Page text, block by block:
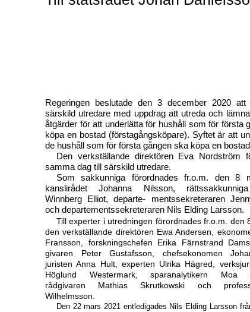
Regeringen beslutade den 3 december 2020 att
särskild utredare med uppdrag att utreda och
åtgärder för att underlätta för hushåll som för första
köpa en bostad (förstagångsköpare). Syftet är att
de hushåll som för första gången ska köpa en
Den verkställande direktören Eva Nordström
samma dag till särskild utredare.
Som sakkunniga förordnades fr.o.m. den 8
kanslirådet Johanna Nilsson,
Winnberg Elliot, departe- mentssekreteraren
och departementssekreteraren Nils Elding Larsson.
Till experter i utredningen förordnades fr.o.m. den
den verkställande direktören Ewa Andersen,
Fransson, forskningschefen Erika Färnstrand
givaren Peter Gustafsson, chefsekonomen
juristen Anna Hult, experten Ulrika Hägred,
Höglund Westermark, sparanalytikern Moa
rådgivaren Mathias Skrutkowski och
Wilhelmsson.
Den 22 mars 2021 entledigades Nils Elding Larsson